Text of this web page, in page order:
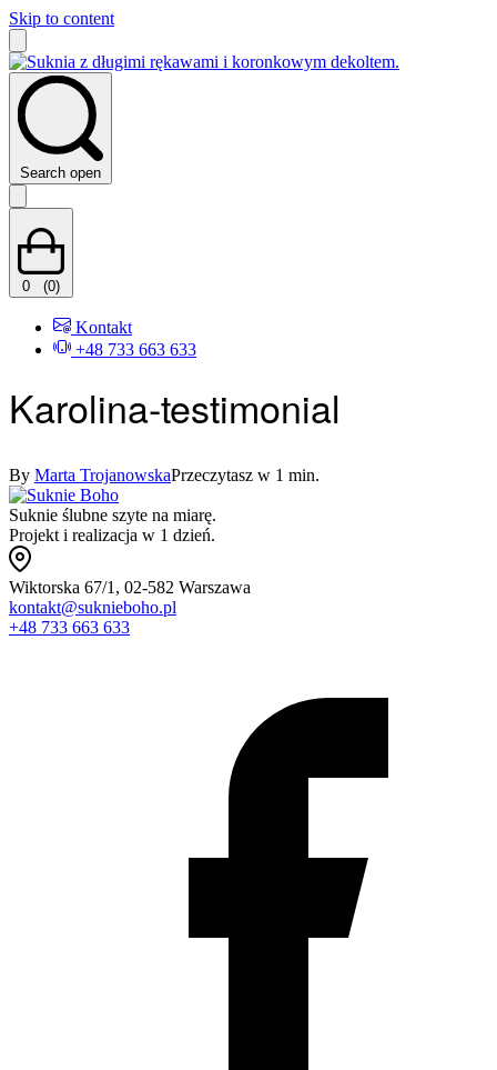
Skip to content
Search open
0 (0)
Kontakt
+48 733 663 633
Karolina-testimonial
By Marta TrojanowskaPrzeczytasz w 1 min.
Suknie ślubne szyte na miarę.
Projekt i realizacja w 1 dzień.
Wiktorska 67/1, 02-582 Warszawa
kontakt@suknieboho.pl
+48 733 663 633